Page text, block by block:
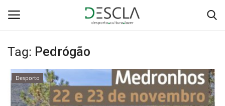
Login
Home
Tag: Pedrógão
Desporto